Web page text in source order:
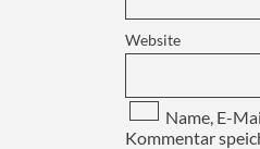
Website
Name, E-
Kommentar